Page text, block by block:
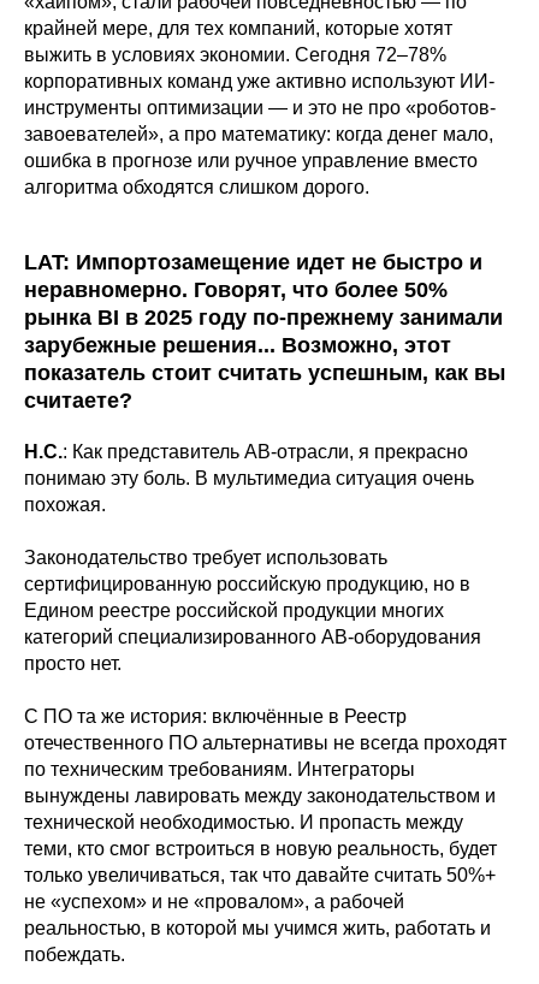
крайней мере, для тех компаний, которые хотят
выжить в условиях экономии. Сегодня 72–78%
корпоративных команд уже активно используют ИИ-
инструменты оптимизации — и это не про «роботов-
завоевателей», а про математику: когда денег мало,
ошибка в прогнозе или ручное управление вместо
алгоритма обходятся слишком дорого.
LAT: Импортозамещение идет не быстро и
неравномерно. Говорят, что более 50%
рынка BI в 2025 году по-прежнему занимали
зарубежные решения... Возможно, этот
показатель стоит считать успешным, как вы
считаете?
Н.С.: Как представитель АВ-отрасли, я прекрасно
понимаю эту боль. В мультимедиа ситуация очень
похожая.
Законодательство требует использовать
сертифицированную российскую продукцию, но в
Едином реестре российской продукции многих
категорий специализированного АВ-оборудования
просто нет.
С ПО та же история: включённые в Реестр
отечественного ПО альтернативы не всегда проходят
по техническим требованиям. Интеграторы
вынуждены лавировать между законодательством и
технической необходимостью. И пропасть между
теми, кто смог встроиться в новую реальность, будет
только увеличиваться, так что давайте считать 50%+
не «успехом» и не «провалом», а рабочей
реальностью, в которой мы учимся жить, работать и
побеждать.